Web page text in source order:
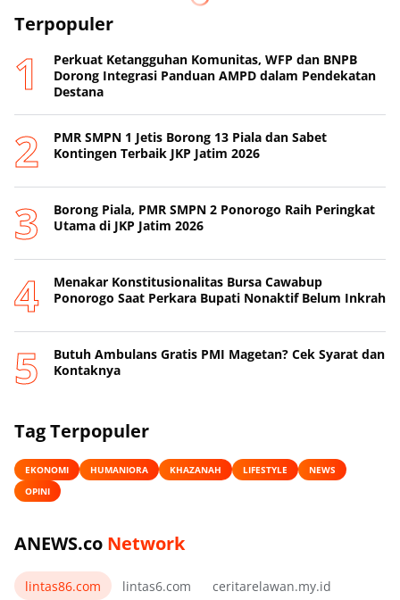
Terpopuler
Perkuat Ketangguhan Komunitas, WFP dan BNPB
Dorong Integrasi Panduan AMPD dalam Pendekatan
Destana
PMR SMPN 1 Jetis Borong 13 Piala dan Sabet
Kontingen Terbaik JKP Jatim 2026
Borong Piala, PMR SMPN 2 Ponorogo Raih Peringkat
Utama di JKP Jatim 2026
Menakar Konstitusionalitas Bursa Cawabup
Ponorogo Saat Perkara Bupati Nonaktif Belum Inkrah
Butuh Ambulans Gratis PMI Magetan? Cek Syarat dan
Kontaknya
Tag Terpopuler
EKONOMI HUMANIORA KHAZANAH LIFESTYLE
NEWS
OPINI
ANEWS.co Network
lintas86.com lintas6.com ceritarelawan.my.id